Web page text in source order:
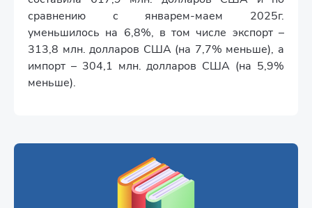
сравнению с январем-маем 2025г.
уменьшилось на 6,8%, в том числе экспорт –
313,8 млн. долларов США (на 7,7% меньше), а
импорт – 304,1 млн. долларов США (на 5,9%
меньше).